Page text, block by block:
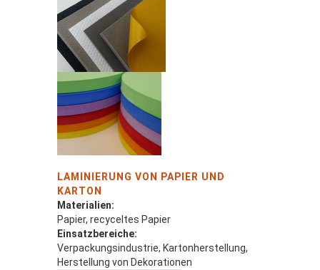
LAMINIERUNG VON PAPIER UND
KARTON
Materialien:
Papier, recyceltes Papier
Einsatzbereiche:
Verpackungsindustrie, Kartonherstellung,
Herstellung von Dekorationen